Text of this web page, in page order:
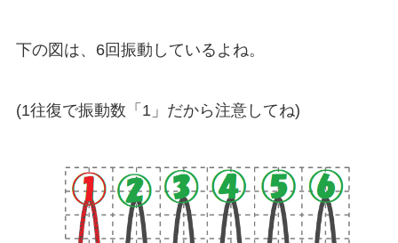
下の図は、6回振動しているよね。
(1往復で振動数「1」だから注意してね)